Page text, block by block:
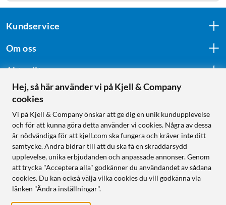
Kundservice
Om oss
Aktuellt
Följ oss
Handla från:
Sverige
Norge
Hej, så här använder vi på Kjell & Company
cookies
Vi på Kjell & Company önskar att ge dig en unik kundupplevelse
och för att kunna göra detta använder vi cookies. Några av dessa
är nödvändiga för att kjell.com ska fungera och kräver inte ditt
samtycke. Andra bidrar till att du ska få en skräddarsydd
upplevelse, unika erbjudanden och anpassade annonser. Genom
att trycka "Acceptera alla" godkänner du användandet av sådana
cookies. Du kan också välja vilka cookies du vill godkänna via
länken "Ändra inställningar".